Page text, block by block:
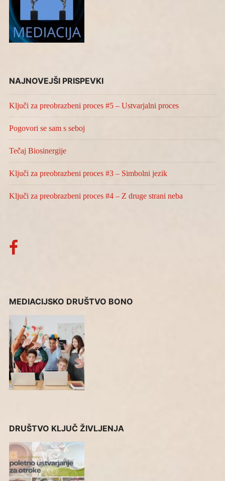
NAJNOVEJŠI PRISPEVKI
Ključi za preobrazbeni proces #5 – Ustvarjalni proces
Pogovori se sam s seboj
Tečaj Biosinergije
Ključi za preobrazbeni proces #3 – Simbolni jezik
Ključi za preobrazbeni proces #4 – Z druge strani neba
MEDIACIJSKO DRUŠTVO BONO
DRUŠTVO KLJUČ ŽIVLJENJA